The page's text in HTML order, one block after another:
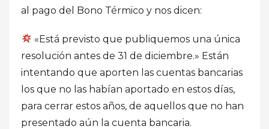
al pago del Bono Térmico y nos dicen:
«Está previsto que publiquemos una única
resolución antes de 31 de diciembre.» Están
intentando que aporten las cuentas bancarias
los que no las habían aportado en estos días,
para cerrar estos años, de aquellos que no han
presentado aún la cuenta bancaria.